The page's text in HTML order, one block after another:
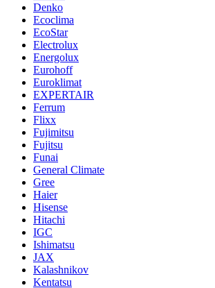
Denko
Ecoclima
EcoStar
Electrolux
Energolux
Eurohoff
Euroklimat
EXPERTAIR
Ferrum
Flixx
Fujimitsu
Fujitsu
Funai
General Climate
Gree
Haier
Hisense
Hitachi
IGC
Ishimatsu
JAX
Kalashnikov
Kentatsu